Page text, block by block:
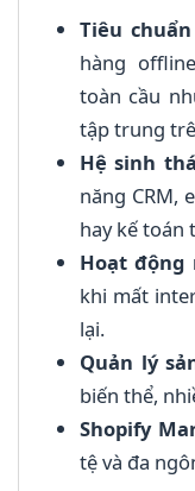
Tiêu
hàng
toàn cầu
tập trung
Hệ sinh
năng CRM,
hay kế toán
Hoạt động
khi mất
lại.
Quản lý
biến thể,
Shopify
tệ và đa